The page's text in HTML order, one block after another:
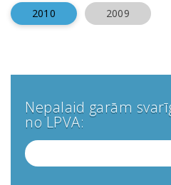
2010 2009
Nepalaid garām
no LPVA: